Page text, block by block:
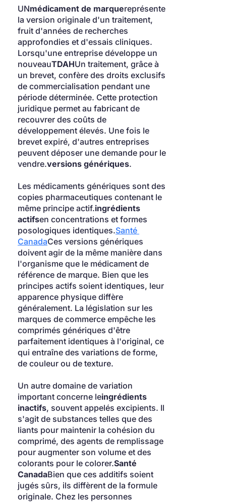
UNmédicament de marquereprésente
la version originale d'un traitement,
fruit d'années de recherches
approfondies et d'essais cliniques.
Lorsqu'une entreprise développe un
nouveauTDAHUn traitement, grâce à
un brevet, confère des droits exclusifs
de commercialisation pendant une
période déterminée. Cette protection
juridique permet au fabricant de
recouvrer des coûts de
développement élevés. Une fois le
brevet expiré, d'autres entreprises
peuvent déposer une demande pour le
vendre.versions génériques.
Les médicaments génériques sont des
copies pharmaceutiques contenant le
même principe actif.ingrédients
actifsen concentrations et formes
posologiques identiques.Santé
CanadaCes versions génériques
doivent agir de la même manière dans
l'organisme que le médicament de
référence de marque. Bien que les
principes actifs soient identiques, leur
apparence physique diffère
généralement. La législation sur les
marques de commerce empêche les
comprimés génériques d'être
parfaitement identiques à l'original, ce
qui entraîne des variations de forme,
de couleur ou de texture.
Un autre domaine de variation
important concerne leingrédients
inactifs, souvent appelés excipients. Il
s'agit de substances telles que des
liants pour maintenir la cohésion du
comprimé, des agents de remplissage
pour augmenter son volume et des
colorants pour le colorer.Santé
CanadaBien que ces additifs soient
jugés sûrs, ils diffèrent de la formule
originale. Chez les personnes